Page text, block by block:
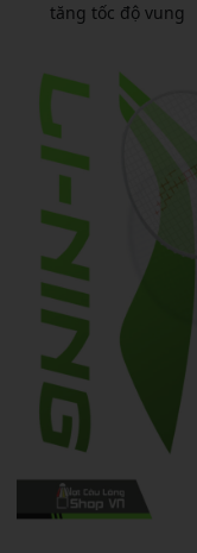
tăng tốc độ vung